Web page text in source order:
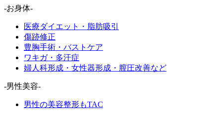
-お身体-
医療ダイエット・脂肪吸引
傷跡修正
豊胸手術・バストケア
ワキガ・多汗症
婦人科形成・女性器形成・膣圧改善など
-男性美容-
男性の美容整形もTAC